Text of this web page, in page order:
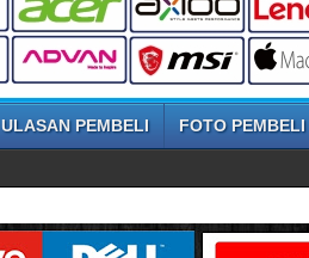
ULASAN PEMBELI FOTO PEMBELI